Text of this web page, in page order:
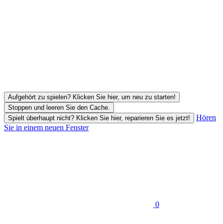
Aufgehört zu spielen? Klicken Sie hier, um neu zu starten!
Stoppen und leeren Sie den Cache.
Spielt überhaupt nicht? Klicken Sie hier, reparieren Sie es jetzt!
Hören
Sie in einem neuen Fenster
0